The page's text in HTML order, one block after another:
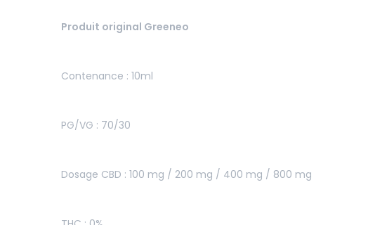
Produit original Greeneo
Contenance : 10ml
PG/VG : 70/30
Dosage CBD : 100 mg / 200 mg / 400 mg / 800 mg